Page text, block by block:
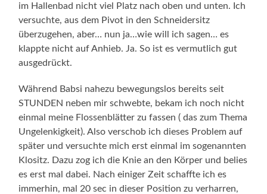
im Hallenbad nicht viel Platz nach oben und unten. Ich
versuchte, aus dem Pivot in den Schneidersitz
überzugehen, aber… nun ja…wie will ich sagen… es
klappte nicht auf Anhieb. Ja. So ist es vermutlich gut
ausgedrückt.
Während Babsi nahezu bewegungslos bereits seit
STUNDEN neben mir schwebte, bekam ich noch nicht
einmal meine Flossenblätter zu fassen ( das zum Thema
Ungelenkigkeit). Also verschob ich dieses Problem auf
später und versuchte mich erst einmal im sogenannten
Klositz. Dazu zog ich die Knie an den Körper und belies
es erst mal dabei. Nach einiger Zeit schaffte ich es
immerhin, mal 20 sec in dieser Position zu verharren,